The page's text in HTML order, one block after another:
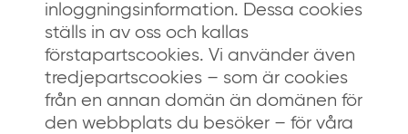
inloggningsinformation. Dessa cookies
ställs in av oss och kallas
förstapartscookies. Vi använder även
tredjepartscookies – som är cookies
från en annan domän än domänen för
den webbplats du besöker – för våra